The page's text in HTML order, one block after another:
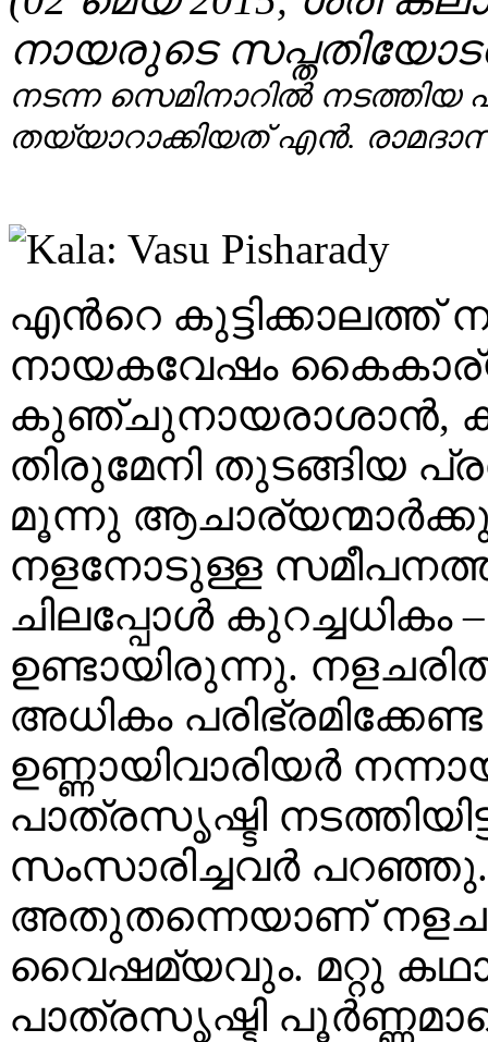
നായരുടെ
നടന്ന സെമിനാറില്‍
തയ്യാറാക്കിയത്
എന്‍റെ കുട്ടിക്കാലത്ത്
നായകവേഷം
കുഞ്ചുനായരാശാന്‍,
തിരുമേനി തുടങ്ങിയ
മൂന്നു
നളനോടുള്ള
ചിലപ്പോള്‍
ഉണ്ടായിരുന്നു.
അധികം
ഉണ്ണായിവാരിയര്‍
പാത്രസൃഷ്ടി
സംസാരിച്ചവര്‍ പറഞ്ഞു.
അതുതന്നെയാണ്
വൈഷമ്യവും. മറ്റു
പാത്രസൃഷ്ടി